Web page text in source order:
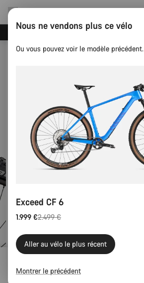
Événements Canyon
Exceed CF SL 6.0
Nous ne vendons plus ce vélo
Ou vous pouvez voir le modèle précédent.
Exceed CF 6
1.999 €
Prix
d’origine
2.499 €
Aller au vélo le plus récent
Montrer le précédent